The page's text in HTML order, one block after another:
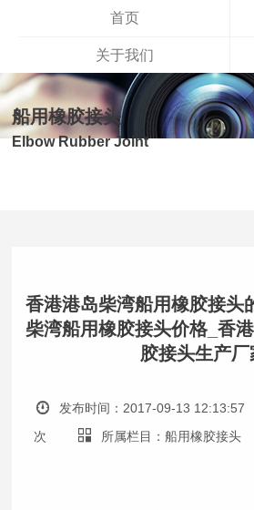
首页
关于我们
船用橡胶接头
Elbow Rubber Joint
香港港岛柴湾船用橡胶接头
柴湾船用橡胶接头价格_香
胶接头生产厂
发布时间：2017-09-13 12:13:57
次
所属栏目：船用橡胶接头